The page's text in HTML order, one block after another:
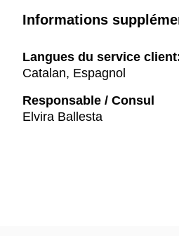
Informations
Langues du service
Catalan, Espagnol
Responsable / Consul
Elvira Ballesta